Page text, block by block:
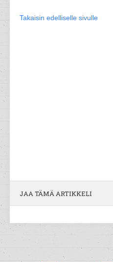
Takaisin edelliselle sivulle
JAA TÄMÄ ARTIKKELI